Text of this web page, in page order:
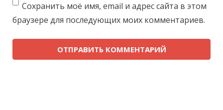
Сохранить моё имя, email и адрес сайта в этом
браузере для последующих моих комментариев.